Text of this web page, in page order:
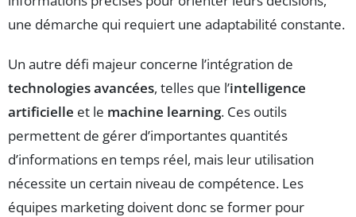
une démarche qui requiert une adaptabilité constante.
Un autre défi majeur concerne l’intégration de
technologies avancées, telles que l’intelligence
artificielle et le machine learning. Ces outils
permettent de gérer d’importantes quantités
d’informations en temps réel, mais leur utilisation
nécessite un certain niveau de compétence. Les
équipes marketing doivent donc se former pour